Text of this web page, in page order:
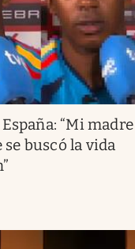
“Mi madre
buscó la vida